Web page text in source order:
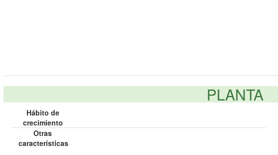
PLANTA
Hábito de
crecimiento
Otras
características